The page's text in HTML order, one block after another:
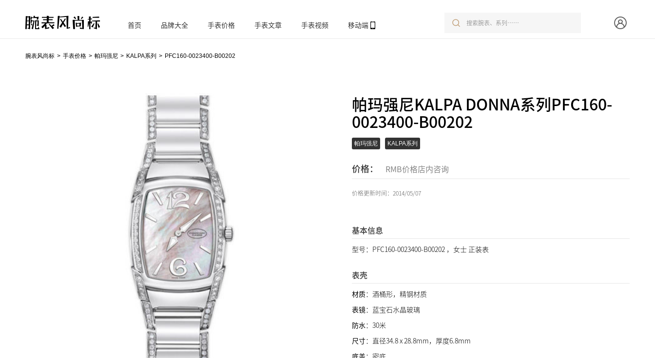
腕
首页 品牌大全 手表价格 手表文章 手表视频 移动端
腕表风尚标 手表价格 帕玛强尼 KALPA系列 PFC160-0023400-B00202
帕玛强尼KALPA DONNA系列PFC160-
0023400-B00202
帕玛强尼 KALPA系列
价格： RMB价格店内咨询
价格更新时间：2014/05/07
基本信息
型号：PFC160-0023400-B00202 ，女士 正装表
表壳
材质：酒桶形，精钢材质
表镜：蓝宝石水晶玻璃
防水：30米
尺寸：直径34.8 x 28.8mm，厚度6.8mm
底盖：密底